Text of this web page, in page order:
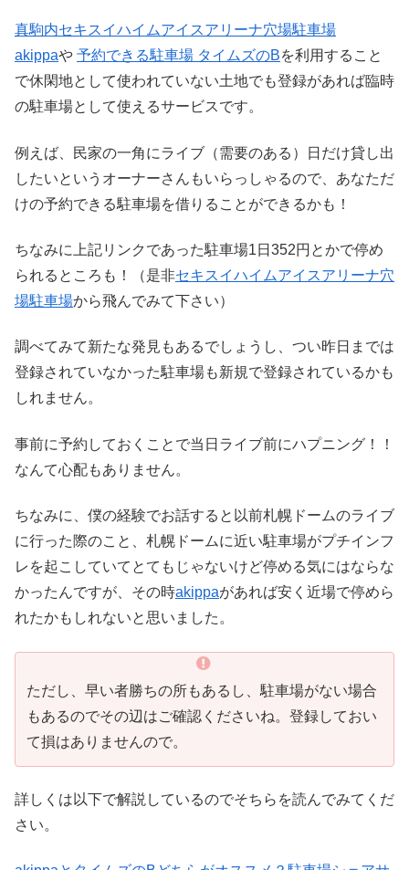
真駒内セキスイハイムアイスアリーナ穴場駐車場
akippaや 予約できる駐車場 タイムズのBを利用すること
で休閑地として使われていない土地でも登録があれば臨時
の駐車場として使えるサービスです。
例えば、民家の一角にライブ（需要のある）日だけ貸し出
したいというオーナーさんもいらっしゃるので、あなただ
けの予約できる駐車場を借りることができるかも！
ちなみに上記リンクであった駐車場1日352円とかで停め
られるところも！（是非セキスイハイムアイスアリーナ穴
場駐車場から飛んでみて下さい）
調べてみて新たな発見もあるでしょうし、つい昨日までは
登録されていなかった駐車場も新規で登録されているかも
しれません。
事前に予約しておくことで当日ライブ前にハプニング！！
なんて心配もありません。
ちなみに、僕の経験でお話すると以前札幌ドームのライブ
に行った際のこと、札幌ドームに近い駐車場がプチインフ
レを起こしていてとてもじゃないけど停める気にはならな
かったんですが、その時akippaがあれば安く近場で停めら
れたかもしれないと思いました。
ただし、早い者勝ちの所もあるし、駐車場がない場合
もあるのでその辺はご確認くださいね。登録しておい
て損はありませんので。
詳しくは以下で解説しているのでそちらを読んでみてくだ
さい。